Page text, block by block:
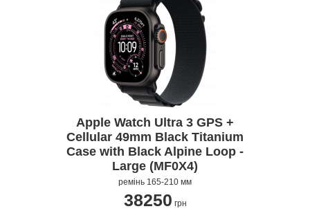
Apple Watch Ultra 3 GPS +
Cellular 49mm Black Titanium
Case with Black Alpine Loop -
Large (MF0X4)
ремінь 165-210 мм
38250 грн